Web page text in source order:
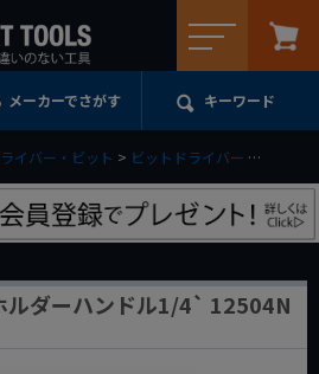
メーカーでさがす キーワード
イバー・ビット ビットドライバー
ルダーハンドル1/4` 12504N